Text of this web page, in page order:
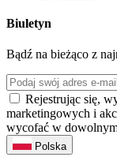
Biuletyn
Bądź na bieżąco z
Rejestrując się,
marketingowych i
wycofać w
Polska